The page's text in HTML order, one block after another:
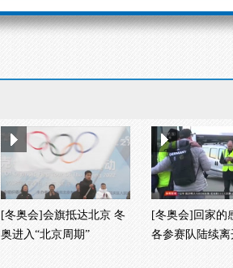
速度滑冰-男子集体出发半
[冬奥会]会旗抵达北京 冬
奥进入“北京周期”
[冬奥会]回家的
各参赛队陆续离